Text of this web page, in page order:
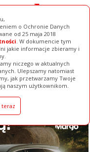
o Ochronie Danych
od 25 maja 2018
. W dokumencie tym
jakie informacje zbieramy i
niczego w aktualnych
Ulepszamy natomiast
jak przetwarzamy Twoje
naszym użytkownikom.
teraz
Baza Firm Pełna Wersja